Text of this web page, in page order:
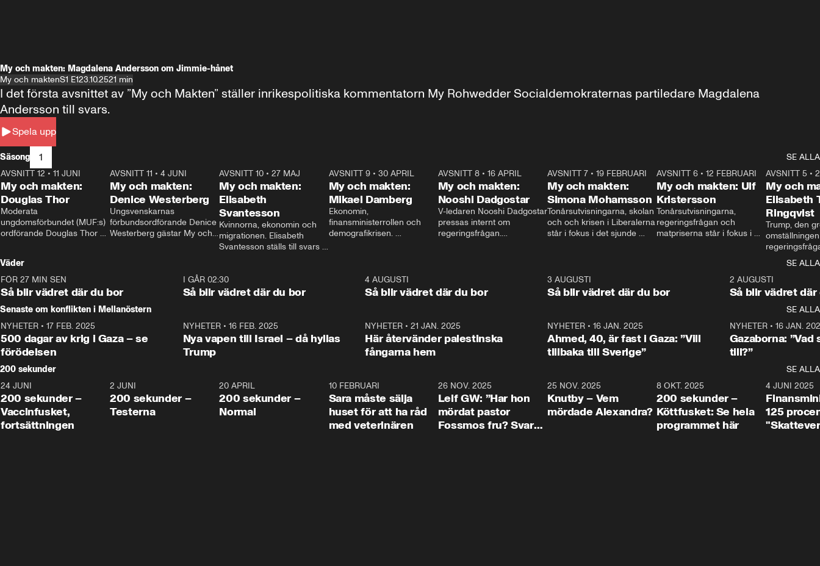
My och makten: Magdalena Andersson om Jimmie-hånet
My och maktenS1 E123.10.2521 min
Spela upp
I det första avsnittet av ”My och Makten” ställer inrikespolitiska kommentatorn My Rohwedder Socialdemokraternas partiledare Magdalena
Andersson till svars.
Säsong 1
SE ALLA
26:27
AVSNITT 12 • 11 JUNI
My och makten:
Douglas Thor
Moderata
ungdomsförbundet (MUF:s)
ordförande Douglas Thor
tonårsutvisningarna och hur
Moderaterna ska locka
väljare till valet i höst.
23:40
AVSNITT 11 •4 JUNI
My och makten:
Denice Westerberg
Ungsvenskarnas
förbundsordförande Denice
Westerberg gästar My och
AVSNITT 10 •27 MAJ
My och makten:
Elisabeth
Svantesson
Kvinnorna, ekonomin och
migrationen. Elisabeth
Svantesson ställs till svars
AVSNITT 9• 30 APRIL
My och makten:
Mikael Damberg
Ekonomin,
finansministerrollen och
demografikrisen.
och Makten.
AVSNITT 8• 16 APRIL
My och makten:
Nooshi Dadgostar
V-ledaren Nooshi Dadgostar
pressas internt om
regeringsfrågan.
– Vi ställer upp i val. Ska vi
vara med så sitter vi förstås
24:30
AVSNITT 7• 19 FEBRUARI
My och makten:
Simona Mohamsson
Tonårsutvisningarna, skolan
och och krisen i Liberalerna
står i fokus i det sjunde
kommentator My
Rohwedder ställer
utbildnings- och
Mohamsson till svars.
27:30
AVSNITT 6 •12 FEBRUARI
My och makten: Ulf
Kristersson
Tonårsutvisningarna,
regeringsfrågan och
matpriserna står i fokus i
Rohwedder ställer
statsminister Ulf Kristersson
AVSNITT 5 •
My och
Elisabeth
Ringqvist
Trump, den
centrum i
avsnittet av
Makten”. Se
Aftonbladets
Rohwedder
Thand Ring
Väder
SE ALLA
FÖR 27 MIN SEN
Så blir vädret där du bor
1:06
I GÅR 02:30
Så blir vädret där du bor
4 AUGUSTI
Så blir vädret där du bor
3 AUGUSTI
Så blir vädret där du bor
2 AUGUSTI
Så blir vädret där
Senaste om konflikten i Mellanöstern
SE ALLA
NYHETER • 17 FEB. 2025
500 dagar av krig i Gaza – se
förödelsen
NYHETER• 16 FEB. 2025
Nya vapen till Israel – då hyllas
Trump
NYHETER •21 JAN. 2025
Här återvänder palestinska
fångarna hem
NYHETER• 16 JAN. 2025
Ahmed, 40, är fast i Gaza: ”Vill
tillbaka till Sverige”
NYHETER• 16 JAN.
Gazaborna:
till?”
200 sekunder
SE ALLA
5:00
24 JUNI
200 sekunder –
Vaccinfusket,
fortsättningen
4:23
2 JUNI
200 sekunder –
Testerna
20 APRIL
200 sekunder –
Normal
10 FEBRUARI
Sara måste sälja
huset för att ha råd
med veterinären
26 NOV. 2025
Leif GW: ”Har hon
mördat pastor
Fossmos fru? Svar
31:05
25 NOV. 2025
Knutby – Vem
mördade Alexandra?
4:29
8 OKT. 2025
200 sekunder –
Köttfusket: Se hela
programmet här
4 JUNI 2025
125